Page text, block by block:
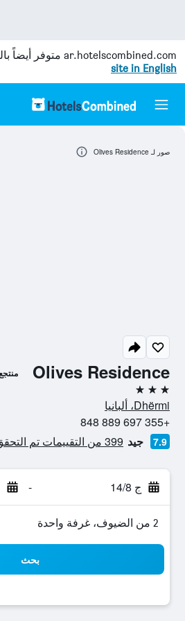
ar.hotelscombined.com متوفر أيضاً
site in English
Olives Residence
3 نجوم
Dhërmi، ألبانيا
+355 697 889 848
7.9 جيد 399 من التقييمات تم التحقق منها
ج 14/8 -
2 من الضيوف، غرفة واحدة
بحث
صور لـ Olives Residence